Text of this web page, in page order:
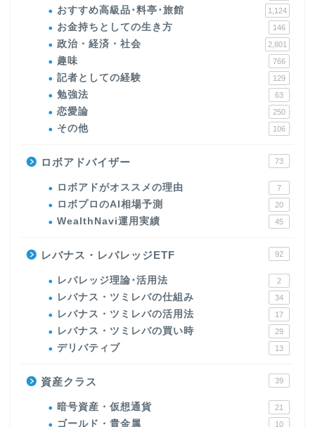
おすすめ高級品･料亭･旅館 1,124
お金持ちとしての生き方 146
政治・経済・社会 2,801
趣味 766
記者としての経験 129
勉強法 63
恋愛論 250
その他 106
ロボアドバイザー 73
ロボアドがオススメの理由 7
ロボプロのAI相場予測 20
WealthNavi運用実績 45
レバナス・レバレッジETF 92
レバレッジ理論･活用法 2
レバナス・ツミレバの仕組み 34
レバナス・ツミレバの活用法 17
レバナス・ツミレバの買い時 29
デリバティブ 13
資産クラス 39
暗号資産・仮想通貨 21
ゴールド・貴金属 10